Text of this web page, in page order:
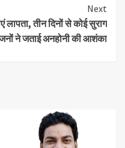
Next
लापता, तीन दिनों से कोई सुराग
ने जताई अनहोनी की आशंका